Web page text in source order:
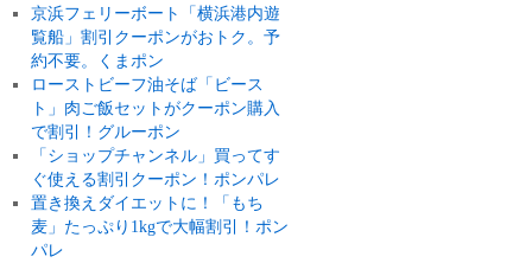
京浜フェリーボート「横浜港内遊
覧船」割引クーポンがおトク。予
約不要。くまポン
ローストビーフ油そば「ビース
ト」肉ご飯セットがクーポン購入
で割引！グルーポン
「ショップチャンネル」買ってす
ぐ使える割引クーポン！ポンパレ
置き換えダイエットに！「もち
麦」たっぷり1kgで大幅割引！ポン
パレ